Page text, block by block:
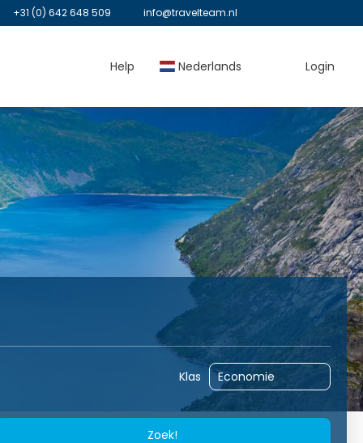
+31 (0) 642 648 509 info@travelteam.nl
Help Nederlands Login
Transfers Golf Cruises
Klas
Zoek!